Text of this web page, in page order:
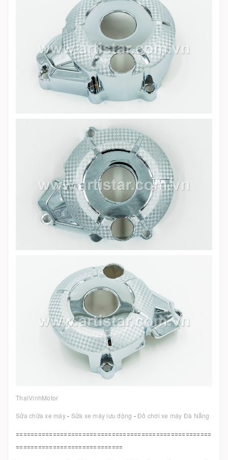
ThaiVinhMotor
Sửa chữa xe máy- Sửa xe máy lưu động -Đồ chơi xe máy Đà Nẵng
=====================================================
=============================